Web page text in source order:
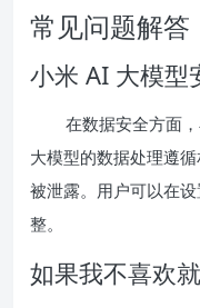
常见问题解答
小米 AI 大模型
在数据安全方面
大模型的数据处理遵
被泄露。用户可以在
整。
如果我不喜欢